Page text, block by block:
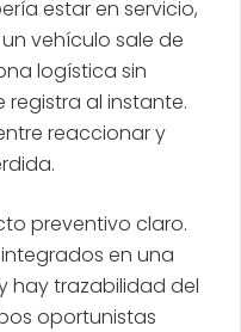
estar en servicio,
vehículo sale de
logística sin
registra al instante.
reaccionar y
preventivo claro.
en una
hay trazabilidad del
oportunistas